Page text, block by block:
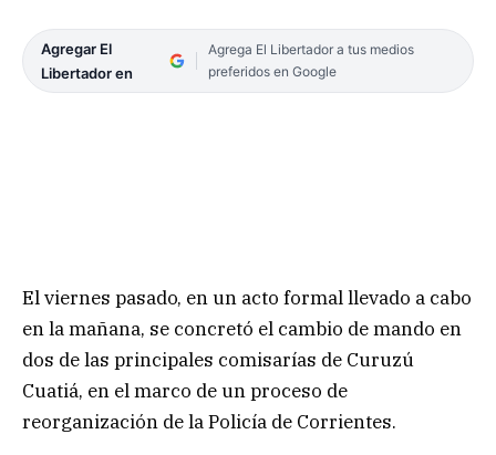
Agregar El
Libertador en
Agrega El Libertador a tus medios
preferidos en Google
El viernes pasado, en un acto formal llevado a cabo
en la mañana, se concretó el cambio de mando en
dos de las principales comisarías de Curuzú
Cuatiá, en el marco de un proceso de
reorganización de la Policía de Corrientes.